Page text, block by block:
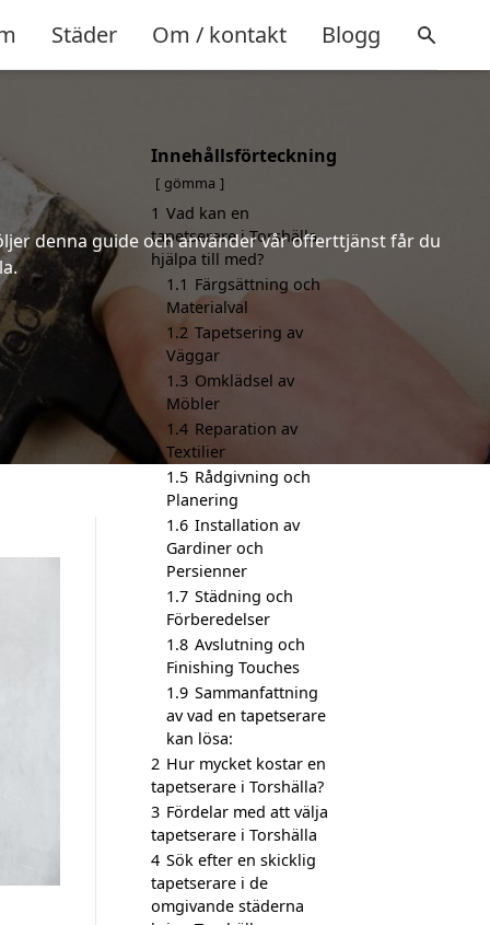
Städer Om / kontakt Blogg
denna guide och använder vår offerttjänst får du
Innehållsförteckning
gömma
1 Vad kan en
tapetserare i Torshälla
hjälpa till med?
1.1 Färgsättning och
Materialval
1.2 Tapetsering av
Väggar
1.3 Omklädsel av
Möbler
1.4 Reparation av
Textilier
1.5 Rådgivning och
Planering
1.6 Installation av
Gardiner och
Persienner
1.7 Städning och
Förberedelser
1.8 Avslutning och
Finishing Touches
1.9 Sammanfattning
av vad en tapetserare
kan lösa:
2 Hur mycket kostar en
tapetserare i Torshälla?
3 Fördelar med att välja
tapetserare i Torshälla
4 Sök efter en skicklig
tapetserare i de
omgivande städerna